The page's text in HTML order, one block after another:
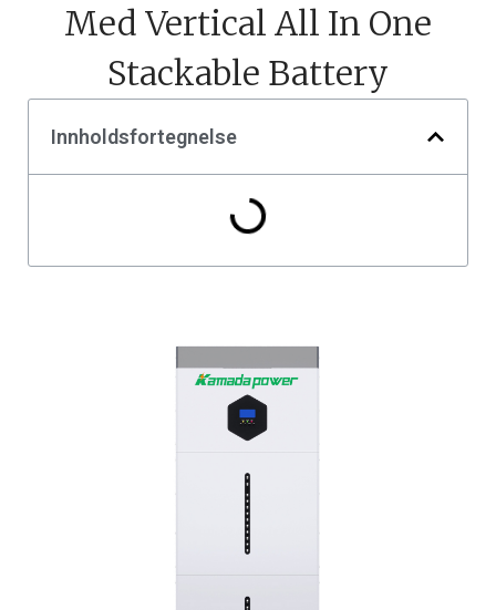
Med Vertical All In One
Stackable Battery
Innholdsfortegnelse